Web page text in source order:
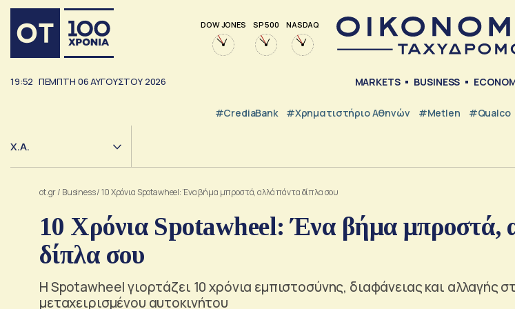
DOW JONES SP 500 NASDAQ
19:52 ΠΕΜΠΤΗ 06ΑΥΓΟΥΣΤΟΥ 2026 MARKETS BUSINESS
#CrediaBank #Χρηματιστήριο Αθηνών #metlen #Qualco
Χ.Α.
ot.gr/ Business/10 Χρόνια Spotawheel: Ένα βήμα μπροστά, αλλά πάντα δίπλα σου
10 Χρόνια Spotawheel: Ένα βήμα μπροστά,
δίπλα σου
Η Spotawheel γιορτάζει 10 χρόνια εμπιστοσύνης, διαφάνειας και αλλαγής
μεταχειρισμένου αυτοκινήτου